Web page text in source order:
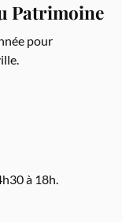
Patrimoine
pour
à 18h.